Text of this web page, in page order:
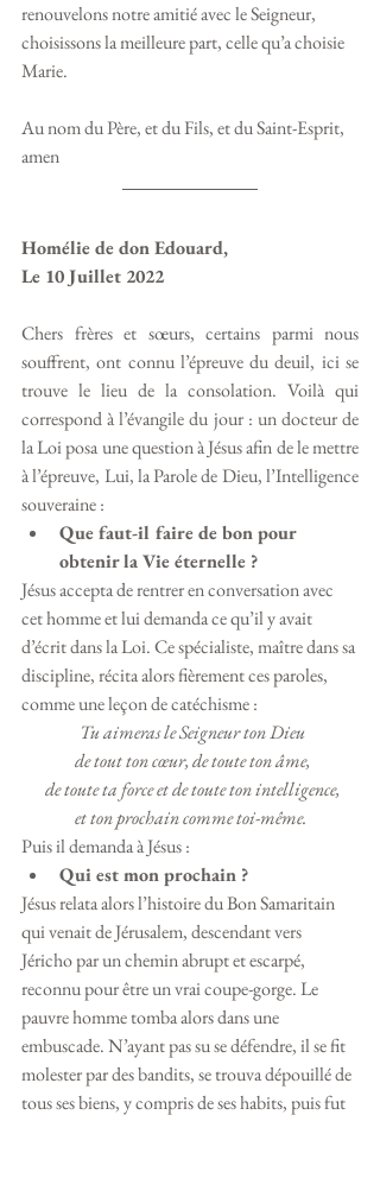
renouvelons notre amitié avec le Seigneur,
choisissons la meilleure part, celle qu’a choisie
Marie.
Au nom du Père, et du Fils, et du Saint-Esprit,
amen
Homélie de don Edouard,
Le 10 Juillet 2022
Chers frères et sœurs, certains parmi nous
souffrent, ont connu l’épreuve du deuil, ici se
trouve le lieu de la consolation. Voilà qui
correspond à l’évangile du jour : un docteur de
la Loi posa une question à Jésus afin de le mettre
à l’épreuve, Lui, la Parole de Dieu, l’Intelligence
souveraine :
Que faut-il faire de bon pour
obtenir la Vie éternelle ?
Jésus accepta de rentrer en conversation avec
cet homme et lui demanda ce qu’il y avait
d’écrit dans la Loi. Ce spécialiste, maître dans sa
discipline, récita alors fièrement ces paroles,
comme une leçon de catéchisme :
Tu aimeras le Seigneur ton Dieu
de tout ton cœur, de toute ton âme,
de toute ta force et de toute ton intelligence,
et ton prochain comme toi-même.
Puis il demanda à Jésus :
Qui est mon prochain ?
Jésus relata alors l’histoire du Bon Samaritain
qui venait de Jérusalem, descendant vers
Jéricho par un chemin abrupt et escarpé,
reconnu pour être un vrai coupe-gorge. Le
pauvre homme tomba alors dans une
embuscade. N’ayant pas su se défendre, il se fit
molester par des bandits, se trouva dépouillé de
tous ses biens, y compris de ses habits, puis fut